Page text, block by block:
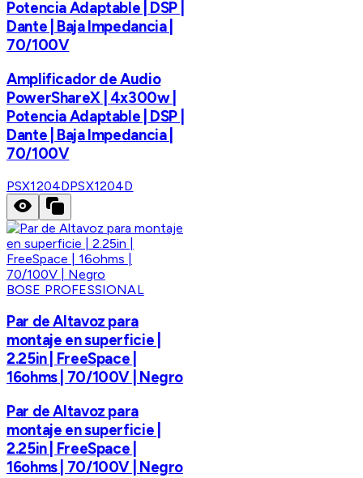
Potencia Adaptable | DSP |
Dante | Baja Impedancia |
70/100V
Amplificador de Audio
PowerShareX | 4x300w |
Potencia Adaptable | DSP |
Dante | Baja Impedancia |
70/100V
PSX1204DPSX1204D
BOSE PROFESSIONAL
Par de Altavoz para
montaje en superficie |
2.25in | FreeSpace |
16ohms | 70/100V | Negro
Par de Altavoz para
montaje en superficie |
2.25in | FreeSpace |
16ohms | 70/100V | Negro